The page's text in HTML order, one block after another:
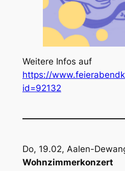
Weitere Infos auf
https://
id=92132
Do, 19.02, Aalen-
Wohnzimmerkonzert